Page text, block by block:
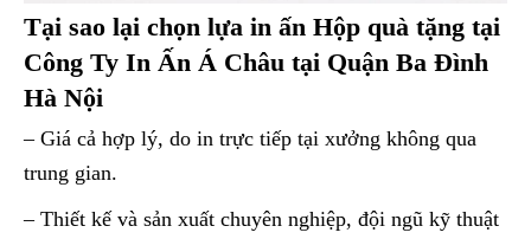
Tại sao lại chọn lựa in ấn Hộp quà tặng tại
Công Ty In Ấn Á Châu tại Quận Ba Đình
Hà Nội
– Giá cả hợp lý, do in trực tiếp tại xưởng không qua
trung gian.
– Thiết kế và sản xuất chuyên nghiệp, đội ngũ kỹ thuật